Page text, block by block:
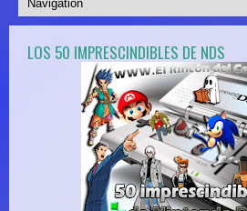
LOS 50 IMPRESCINDIBLES DE NDS